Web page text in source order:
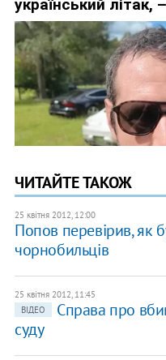
ЧИТАЙТЕ ТАКОЖ
25 квітня 2012, 12:00
Попов перевірив, як
чорнобильців
25 квітня 2012, 11:45
ВІДЕО
Справа про
суду